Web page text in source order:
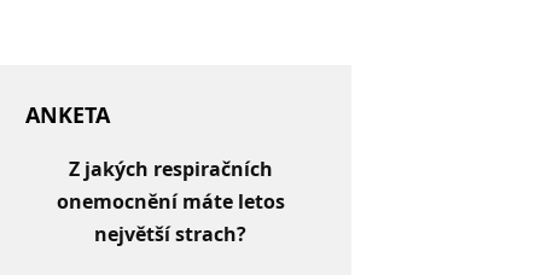
ANKETA
Z jakých respiračních
onemocnění máte letos
největší strach?